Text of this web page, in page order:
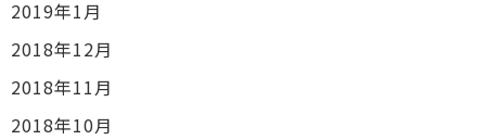
2019年1月
2018年12月
2018年11月
2018年10月